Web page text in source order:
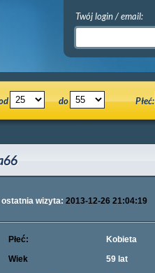
Twój login / email:
do Płeć:
ostatnia wizyta: 2013-12-26 21:04:19
Płeć:
Kobieta
Wiek
59 lat